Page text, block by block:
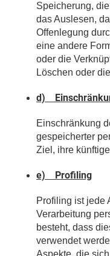
Speicherung,
das Auslesen,
Offenlegung
eine andere
oder die
Löschen oder
d)
Einschränkung
gespeicherter
Ziel, ihre
e) Profiling
Profiling ist jede
Verarbeitung
besteht, dass
verwendet
Aspekte, die